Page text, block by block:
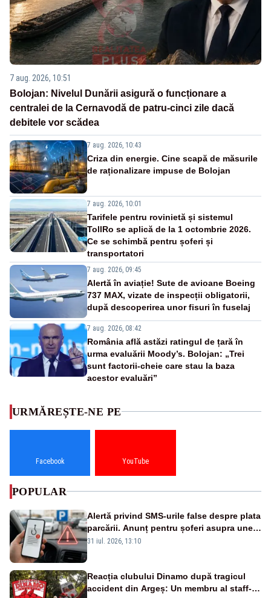
7 aug. 2026, 10:51
Bolojan: Nivelul Dunării asigură o funcționare a
centralei de la Cernavodă de patru-cinci zile dacă
debitele vor scădea
7 aug. 2026, 10:43
Criza din energie. Cine scapă de măsurile
de raționalizare impuse de Bolojan
7 aug. 2026, 10:01
Tarifele pentru rovinietă și sistemul
TollRo se aplică de la 1 octombrie 2026.
Ce se schimbă pentru șoferi și
transportatori
7 aug. 2026, 09:45
Alertă în aviație! Sute de avioane Boeing
737 MAX, vizate de inspecții obligatorii,
după descoperirea unor fisuri în fuselaj
7 aug. 2026, 08:42
România află astăzi ratingul de țară în
urma evaluării Moody’s. Bolojan: „Trei
sunt factorii-cheie care stau la baza
acestor evaluări”
URMĂREȘTE-NE PE
Facebook YouTube
POPULAR
Alertă privind SMS-urile false despre plata
parcării. Anunț pentru șoferi asupra unei
noi metode de fraudă online
31 iul. 2026, 13:10
Reacția clubului Dinamo după tragicul
accident din Argeș: Un membru al staff-